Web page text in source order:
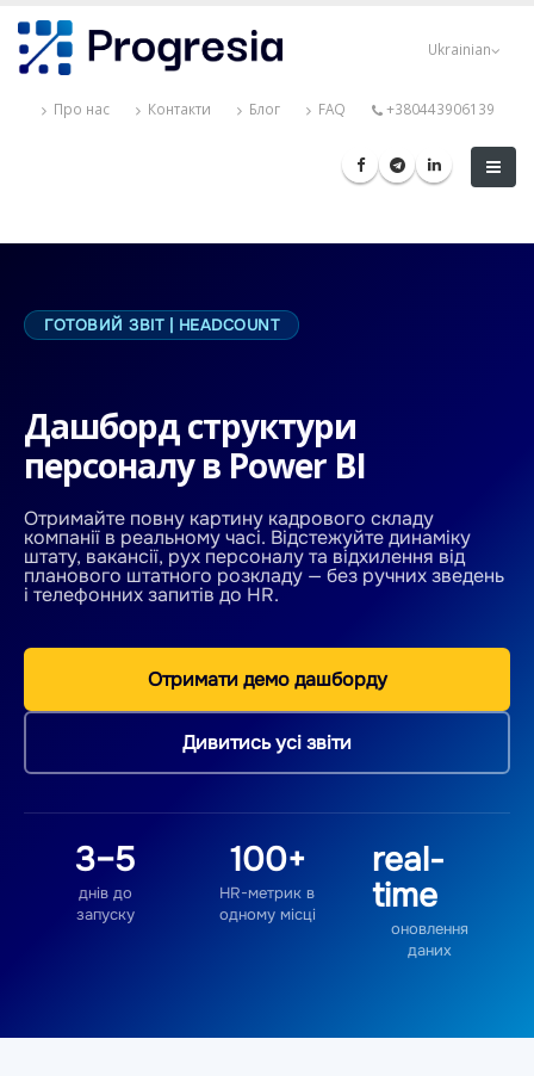
до
основного
Ukrainian
Про нас Контакти Блог FAQ +380443906139
ГОТОВИЙ ЗВІТ | HEADCOUNT
Дашборд структури
персоналу в Power BI
Отримайте повну картину кадрового складу
компанії в реальному часі. Відстежуйте динаміку
штату, вакансії, рух персоналу та відхилення від
планового штатного розкладу — без ручних зведень
і телефонних запитів до HR.
Отримати демо дашборду
Дивитись усі звіти
3–5
днів до
запуску
100+
HR-метрик в
одному місці
real-
time
оновлення
даних